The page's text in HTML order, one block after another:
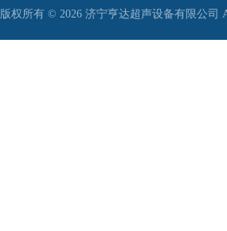
版权所有 © 2026 济宁亨达超声设备有限公司